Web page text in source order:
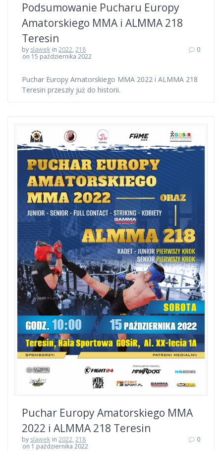
Podsumowanie Pucharu Europy
Amatorskiego MMA i ALMMA 218
Teresin
by slawek in2022,218
on 15 października 2022
0
Puchar Europy Amatorskiego MMA 2022 i ALMMA 218
Teresin przeszły już do historii.
Puchar Europy Amatorskiego MMA
2022 i ALMMA 218 Teresin
by slawek in2022,218
on 1 października 2022
0